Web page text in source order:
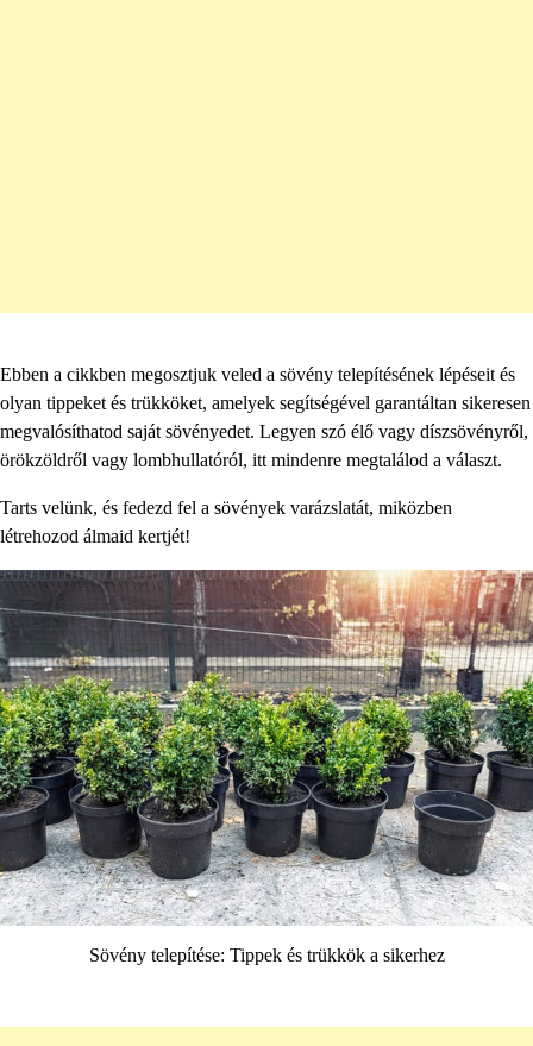
Ebben a cikkben megosztjuk veled a sövény telepítésének lépéseit és
olyan tippeket és trükköket, amelyek segítségével garantáltan sikeresen
megvalósíthatod saját sövényedet. Legyen szó élő vagy díszsövényről,
örökzöldről vagy lombhullatóról, itt mindenre megtalálod a választ.
Tarts velünk, és fedezd fel a sövények varázslatát, miközben
létrehozod álmaid kertjét!
Sövény telepítése: Tippek és trükkök a sikerhez